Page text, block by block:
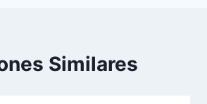
Similares